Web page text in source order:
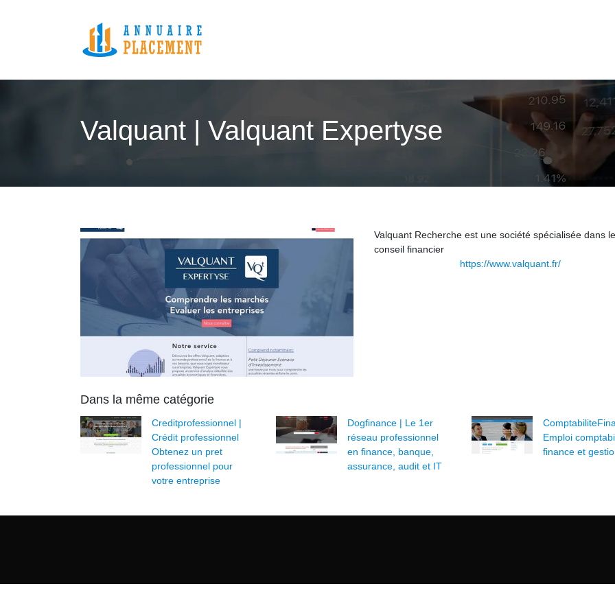
Valquant | Valquant Expertyse
Valquant Recherche est une société spécialisée dans le
conseil financier
https://www.valquant.fr/
Dans la même catégorie
Cre­ditprofes­sion­nel |
Crédit profes­sion­nel
Obtenez un pret
profes­sion­nel pour
votre entreprise
Dogfinance | Le 1er
réseau profes­sion­nel
en finance, banque,
assurance, audit et IT
Emploi
finance et